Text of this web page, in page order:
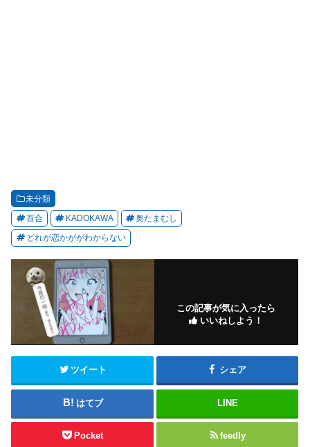
未分類
百合 KADOKAWA 奥たまむし
どれが恋かががわからない
この記事が気に入ったら
いいねしよう！
ツイート シェア
はてブ LINE
Pocket feedly